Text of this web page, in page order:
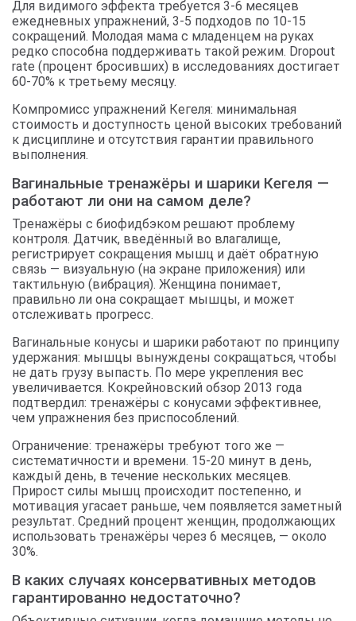
Для видимого эффекта требуется 3-6 месяцев
ежедневных упражнений, 3-5 подходов по 10-15
сокращений. Молодая мама с младенцем на руках
редко способна поддерживать такой режим. Dropout
rate (процент бросивших) в исследованиях достигает
60-70% к третьему месяцу.
Компромисс упражнений Кегеля: минимальная
стоимость и доступность ценой высоких требований
к дисциплине и отсутствия гарантии правильного
выполнения.
Вагинальные тренажёры и шарики Кегеля —
работают ли они на самом деле?
Тренажёры с биофидбэком решают проблему
контроля. Датчик, введённый во влагалище,
регистрирует сокращения мышц и даёт обратную
связь — визуальную (на экране приложения) или
тактильную (вибрация). Женщина понимает,
правильно ли она сокращает мышцы, и может
отслеживать прогресс.
Вагинальные конусы и шарики работают по принципу
удержания: мышцы вынуждены сокращаться, чтобы
не дать грузу выпасть. По мере укрепления вес
увеличивается. Кокрейновский обзор 2013 года
подтвердил: тренажёры с конусами эффективнее,
чем упражнения без приспособлений.
Ограничение: тренажёры требуют того же —
систематичности и времени. 15-20 минут в день,
каждый день, в течение нескольких месяцев.
Прирост силы мышц происходит постепенно, и
мотивация угасает раньше, чем появляется заметный
результат. Средний процент женщин, продолжающих
использовать тренажёры через 6 месяцев, — около
30%.
В каких случаях консервативных методов
гарантированно недостаточно?